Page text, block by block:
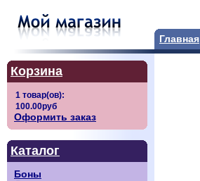
Главная
Корзина
Оформить заказ
Каталог
Боны